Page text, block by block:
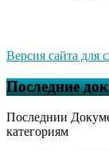
Версия сайта для
Последние
Последнии
категориям